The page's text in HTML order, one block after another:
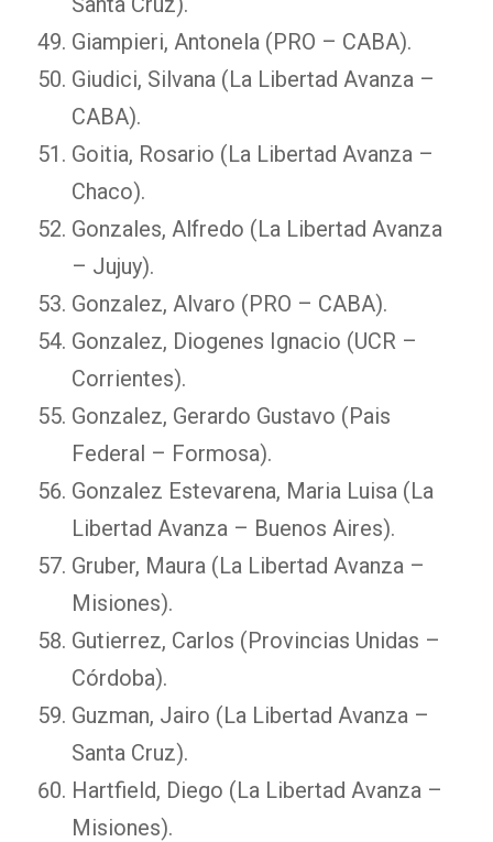
Giampieri, Antonela (PRO – CABA).
Giudici, Silvana (La Libertad Avanza –
CABA).
Goitia, Rosario (La Libertad Avanza –
Chaco).
Gonzales, Alfredo (La Libertad Avanza
– Jujuy).
Gonzalez, Alvaro (PRO – CABA).
Gonzalez, Diogenes Ignacio (UCR –
Corrientes).
Gonzalez, Gerardo Gustavo (Pais
Federal – Formosa).
Gonzalez Estevarena, Maria Luisa (La
Libertad Avanza – Buenos Aires).
Gruber, Maura (La Libertad Avanza –
Misiones).
Gutierrez, Carlos (Provincias Unidas –
Córdoba).
Guzman, Jairo (La Libertad Avanza –
Santa Cruz).
Hartfield, Diego (La Libertad Avanza –
Misiones).